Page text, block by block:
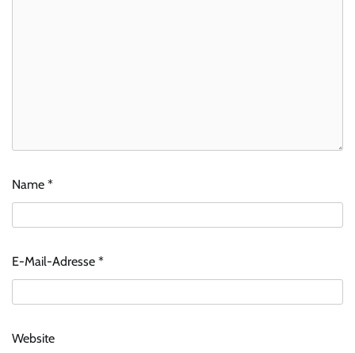
Name *
E-Mail-Adresse *
Website